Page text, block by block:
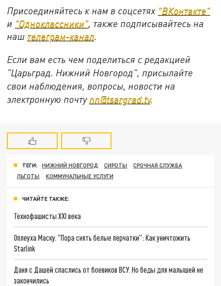
Присоединяйтесь к нам в соцсетях "ВКонтакте"
и "Одноклассники", также подписывайтесь на
наш телеграм-канал.
Если вам есть чем поделиться с редакцией
"Царьград. Нижний Новгород", присылайте
свои наблюдения, вопросы, новости на
электронную почту nn@tsargrad.tv.
ТЕГИ: НИЖНИЙ НОВГОРОД СИРОТЫ
СРОЧНАЯ СЛУЖБА
ЛЬГОТЫ
КОММУНАЛЬНЫЕ УСЛУГИ
ЧИТАЙТЕ ТАКЖЕ:
Технофашисты XXI века
Оплеуха Маску. "Пора снять белые перчатки": Как уничтожить
Starlink
Даня с Дашей спаслись от боевиков ВСУ. Но беды для малышей не
закончились